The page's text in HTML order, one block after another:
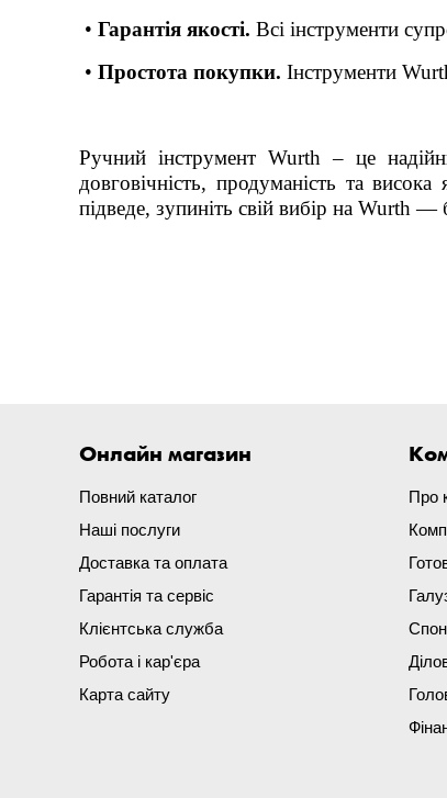
• Гарантія якості. Всі інструменти
• Простота покупки. Інструменти
Ручний інструмент Wurth – це
довговічність, продуманість та
підведе, зупиніть свій вибір на Wurth —
Онлайн магазин
Повний каталог
Наші послуги
Доставка та оплата
Гарантія та сервіс
Клієнтська служба
Робота і кар'єра
Карта сайту
Про